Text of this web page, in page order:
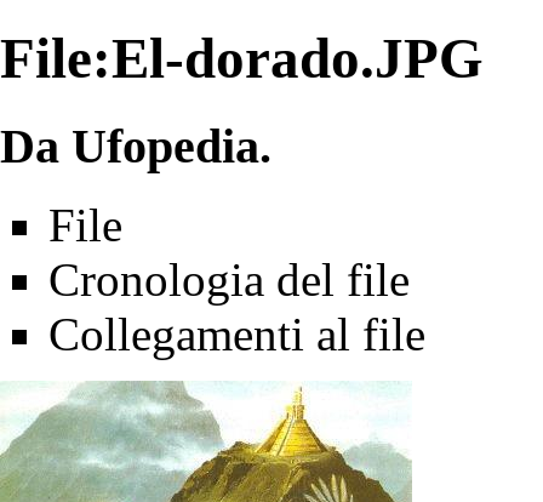
File:El-dorado.JPG
Da Ufopedia.
File
Cronologia del file
Collegamenti al file